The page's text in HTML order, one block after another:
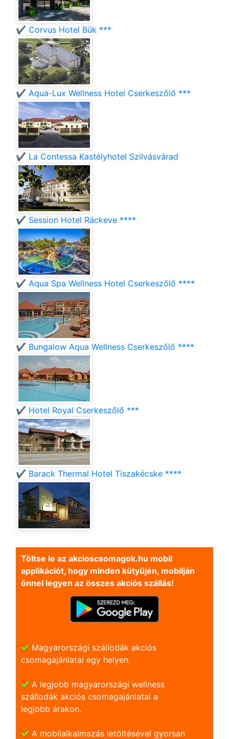
✔️ Corvus Hotel Bük ***
✔️ Aqua-Lux Wellness Hotel Cserkeszőlő ***
✔️ La Contessa Kastélyhotel Szilvásvárad
✔️ Session Hotel Ráckeve ****
✔️ Aqua Spa Wellness Hotel Cserkeszőlő ****
✔️ Bungalow Aqua Wellness Cserkeszőlő ****
✔️ Hotel Royal Cserkeszőlő ***
✔️ Barack Thermal Hotel Tiszakécske ****
Töltse le az akcioscsomagok.hu mobil
applikációt, hogy minden kütyüjén, mobilján
önnel legyen az összes akciós szállás!
Magyarországi szállodák akciós
csomagajánlatai egy helyen.
A legjobb magyarországi wellness
szállodák akciós csomagajánlatai a
legjobb árakon.
A mobilalkalmazás letöltésével gyorsan